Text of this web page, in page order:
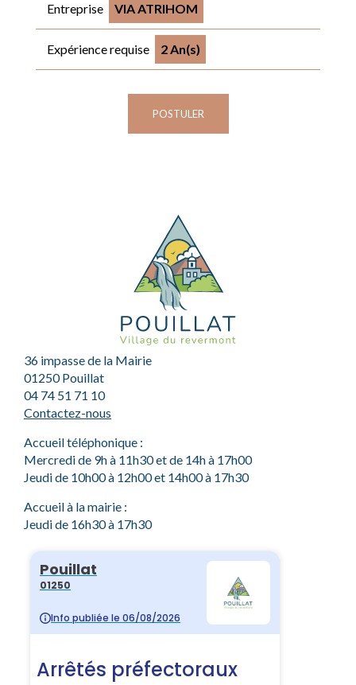
Entreprise VIA ATRIHOM
Expérience requise 2 An(s)
POSTULER
36 impasse de la Mairie
01250 Pouillat
04 74 51 71 10
Contactez-nous
Accueil téléphonique :
Mercredi de 9h à 11h30 et de 14h à 17h00
Jeudi de 10h00 à 12h00 et 14h00 à 17h30
Accueil à la mairie :
Jeudi de 16h30 à 17h30